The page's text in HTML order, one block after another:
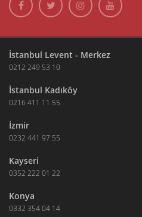
İstanbul Levent - Merkez
0212 249 53 10
İstanbul Kadıköy
0216 411 11 55
İzmir
0232 441 97 55
Kayseri
0352 222 01 22
Konya
0332 354 04 14